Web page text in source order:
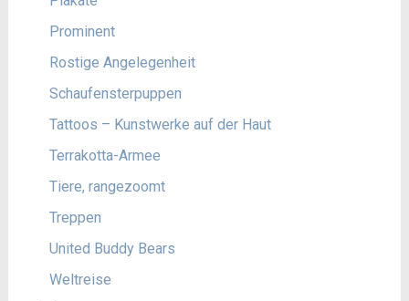
Prominent
Rostige Angelegenheit
Schaufensterpuppen
Tattoos – Kunstwerke auf der Haut
Terrakotta-Armee
Tiere, rangezoomt
Treppen
United Buddy Bears
Weltreise